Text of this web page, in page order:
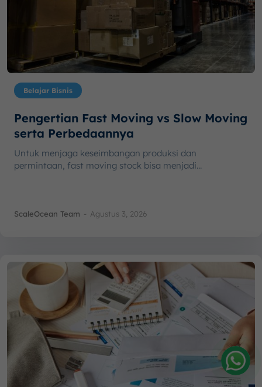
Belajar Bisnis
Pengertian Fast Moving vs Slow Moving
serta Perbedaannya
Untuk menjaga keseimbangan produksi dan
permintaan, fast moving stock bisa menjadi...
ScaleOcean Team - Agustus 3, 2026
Amelia